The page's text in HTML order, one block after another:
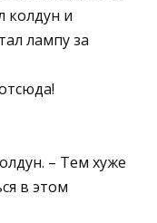
колдун и
лампу за
– Тем хуже
в этом